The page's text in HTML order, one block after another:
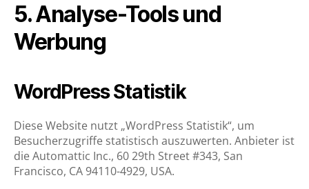
5. Analyse-Tools und
Werbung
WordPress Statistik
Diese Website nutzt „WordPress Statistik“, um
Besucherzugriffe statistisch auszuwerten. Anbieter ist
die Automattic Inc., 60 29th Street #343, San
Francisco, CA 94110-4929, USA.